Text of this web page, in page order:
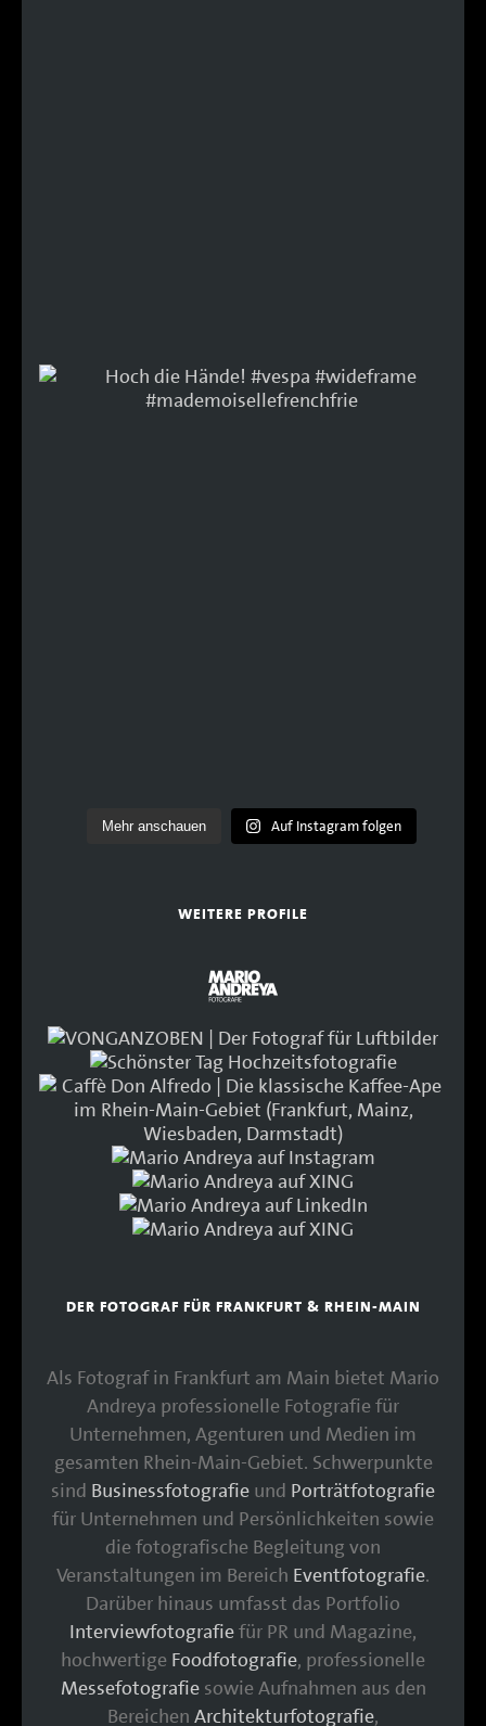
Mehr anschauen Auf Instagram folgen
WEITERE PROFILE
DER FOTOGRAF FÜR FRANKFURT & RHEIN-MAIN
Als Fotograf in Frankfurt am Main bietet Mario
Andreya professionelle Fotografie für
Unternehmen, Agenturen und Medien im
gesamten Rhein-Main-Gebiet. Schwerpunkte
sind Businessfotografie und Porträtfotografie
für Unternehmen und Persönlichkeiten sowie
die fotografische Begleitung von
Veranstaltungen im Bereich Eventfotografie.
Darüber hinaus umfasst das Portfolio
Interviewfotografiefür PR und Magazine,
hochwertige Foodfotografie, professionelle
Messefotografiesowie Aufnahmen aus den
Bereichen Architekturfotografie,